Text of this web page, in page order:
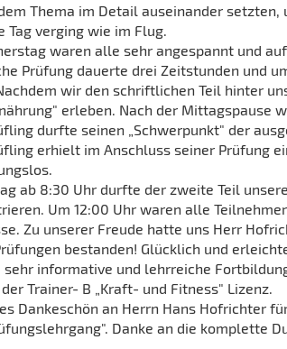
Thema im Detail auseinander
Tag verging wie im Flug.
waren alle sehr angespannt und
Prüfung dauerte drei Zeitstunden und
wir den schriftlichen Teil hinter
erleben. Nach der Mittagspause
durfte seinen „Schwerpunkt" der
erhielt im Anschluss seiner Prüfung
ab 8:30 Uhr durfte der zweite Teil
Um 12:00 Uhr waren alle
Zu unserer Freude hatte uns Herr
bestanden! Glücklich und
sehr informative und lehrreiche
Trainer- B „Kraft- und Fitness" Lizenz.
Dankeschön an Herrn Hans Hofrichter
Danke an die komplette